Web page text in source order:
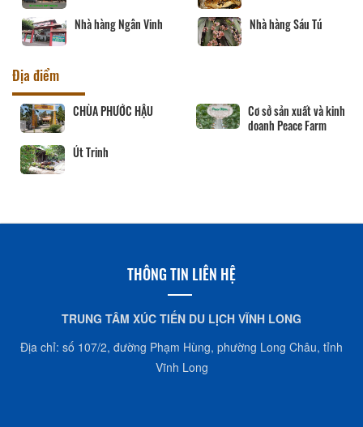
Nhà hàng Ngân Vinh Nhà hàng Sáu Tú
Địa điểm
CHÙA PHƯỚC HẬU
Cơ sở sản xuất và kinh
doanh Peace Farm
Út Trinh
THÔNG TIN LIÊN HỆ
TRUNG TÂM XÚC TIẾN DU LỊCH VĨNH LONG
Địa chỉ: số 107/2, đường Phạm Hùng, phường Long Châu, tỉnh
Vĩnh Long